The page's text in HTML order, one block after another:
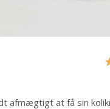
afmægtigt at få sin